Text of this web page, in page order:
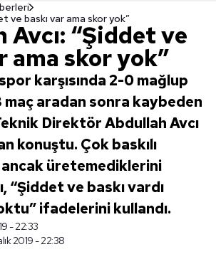
ve baskı var ama skor yok”
“Şiddet ve
ama skor yok”
karşısında 2-0 mağlup
aradan sonra kaybeden
Direktör Abdullah Avcı
konuştu. Çok baskılı
ancak üretemediklerini
“Şiddet ve baskı vardı
ifadelerini kullandı.
- 22:33
2019 - 22:38